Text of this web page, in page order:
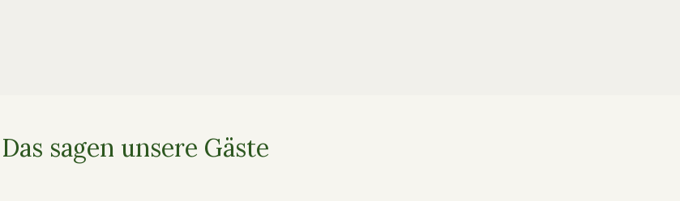
Das sagen unsere Gäste